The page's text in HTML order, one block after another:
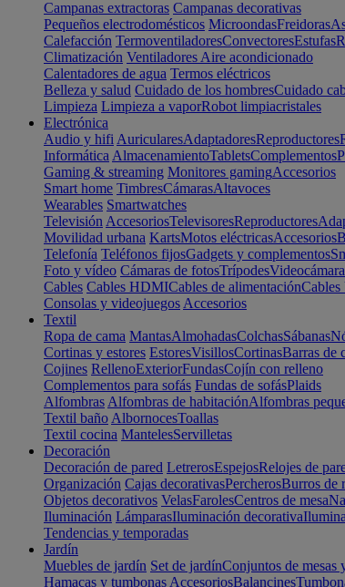
Campanas extractoras Campanas decorativas
Pequeños electrodomésticos MicroondasFreidoras
Calefacción TermoventiladoresConvectoresEstufas
Climatización Ventiladores Aire acondicionado
Calentadores de agua Termos eléctricos
Belleza y salud Cuidado de los hombresCuidado
Limpieza Limpieza a vaporRobot limpiacristales
Electrónica
Audio y hifi AuricularesAdaptadoresReproductores
Informática AlmacenamientoTabletsComplementos
Gaming & streaming Monitores gamingAccesorios
Smart home TimbresCámarasAltavoces
Wearables Smartwatches
Televisión AccesoriosTelevisoresReproductores
Movilidad urbana KartsMotos eléctricasAccesorios
Telefonía Teléfonos fijosGadgets y complementos
Foto y vídeo Cámaras de fotosTrípodes
Cables Cables HDMICables de alimentaciónCables
Consolas y videojuegos Accesorios
Textil
Ropa de cama MantasAlmohadasColchasSábanas
Cortinas y estores EstoresVisillosCortinasBarras de
Cojines RellenoExteriorFundasCojín con relleno
Complementos para sofás Fundas de sofásPlaids
Alfombras Alfombras de habitaciónAlfombras
Textil baño AlbornocesToallas
Textil cocina MantelesServilletas
Decoración
Decoración de pared LetrerosEspejosRelojes de
Organización Cajas decorativasPercherosBurros de
Objetos decorativos VelasFarolesCentros de mesa
Iluminación LámparasIluminación decorativa
Tendencias y temporadas
Jardín
Muebles de jardín Set de jardínConjuntos de mesas
Hamacas y tumbonas AccesoriosBalancines